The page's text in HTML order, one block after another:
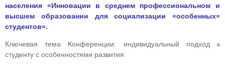
населения «Инновации в среднем профессиональном и
высшем образовании для социализации «особенных»
студентов».
Ключевая тема Конференции: индивидуальный подход к
студенту с особенностями развития.